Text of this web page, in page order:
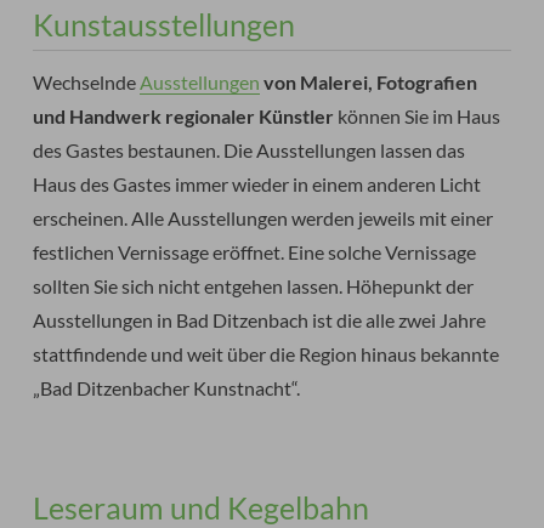
Kunstausstellungen
WechselndeAusstellungen von Malerei, Fotografien
und Handwerk regionaler Künstler können Sie im Haus
des Gastes bestaunen. Die Ausstellungen lassen das
Haus des Gastes immer wieder in einem anderen Licht
erscheinen. Alle Ausstellungen werden jeweils mit einer
festlichen Vernissage eröffnet. Eine solche Vernissage
sollten Sie sich nicht entgehen lassen. Höhepunkt der
Ausstellungen in Bad Ditzenbach ist die alle zwei Jahre
stattfindende und weit über die Region hinaus bekannte
„Bad Ditzenbacher Kunstnacht“.
Leseraum und Kegelbahn